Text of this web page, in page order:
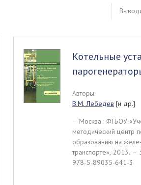
Котельные
Авторы:
В.М. Лебедев [и др.]
– Москва : ФГБОУ
методический центр
образованию на
транспорте», 2013. –
978-5-89035-641-3